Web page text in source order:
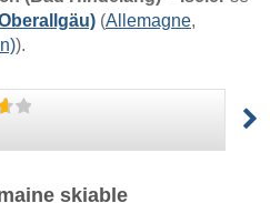
(Allemagne,
).
skiable